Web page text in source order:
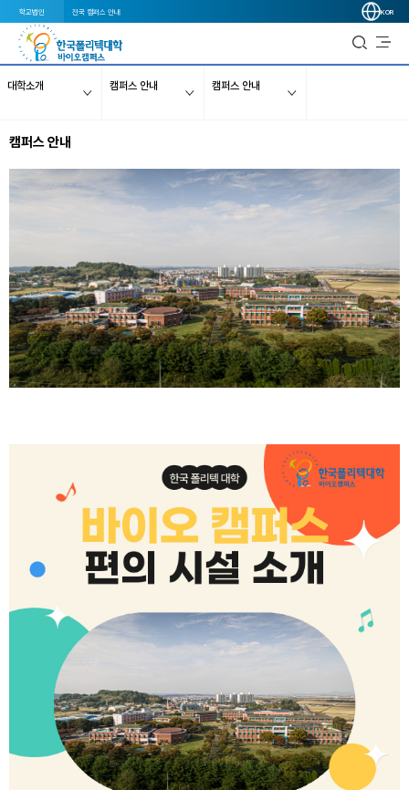
학교법인 전국 캠퍼스 안내 KOR
대학소개 캠퍼스 안내 캠퍼스 안내
캠퍼스 안내